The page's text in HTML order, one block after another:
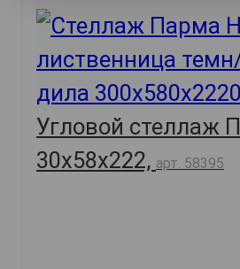
Угловой стеллаж
30х58х222, арт. 58395